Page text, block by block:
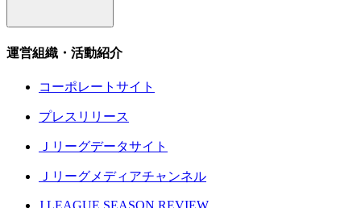
運営組織・活動紹介
コーポレートサイト
プレスリリース
Ｊリーグデータサイト
Ｊリーグメディアチャンネル
J.LEAGUE SEASON REVIEW